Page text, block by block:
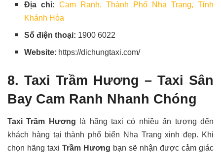
Địa chỉ:Cam Ranh, Thành Phố Nha Trang, Tỉnh
Khánh Hòa
Số điện thoại: 1900 6022
Website: https://dichungtaxi.com/
8. Taxi Trầm Hương – Taxi Sân
Bay Cam Ranh Nhanh Chóng
Taxi Trầm Hương là hãng taxi có nhiều ấn tượng đến
khách hàng tại thành phố biển Nha Trang xinh đẹp. Khi
chọn hãng taxi Trầm Hương bạn sẽ nhận được cảm giác